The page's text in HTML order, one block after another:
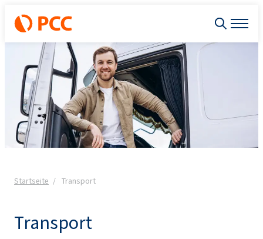
Startseite Transport
Transport